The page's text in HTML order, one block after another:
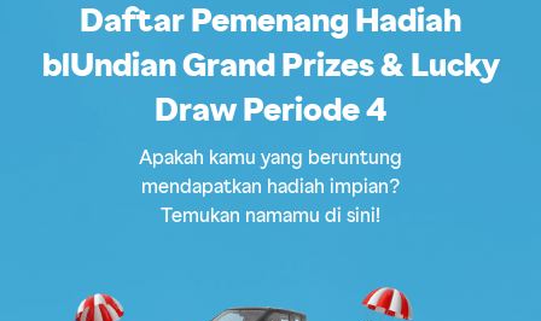
Daftar Pemenang Hadiah
blUndian Grand Prizes & Lucky
Draw Periode 4
Apakah kamu yang beruntung
mendapatkan hadiah impian?​
Temukan namamu di sini!​